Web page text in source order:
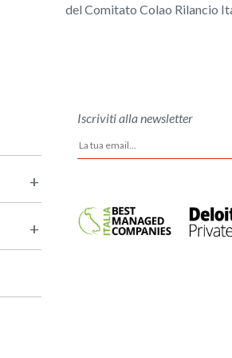
del Comitato Colao Rilancio
+
+
Iscriviti alla newsletter